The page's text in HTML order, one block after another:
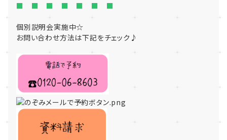
■ ■ ■ ■ ■ ■ ■
個別説明会実施中☆
お問い合わせ方法は下記をチェック♪